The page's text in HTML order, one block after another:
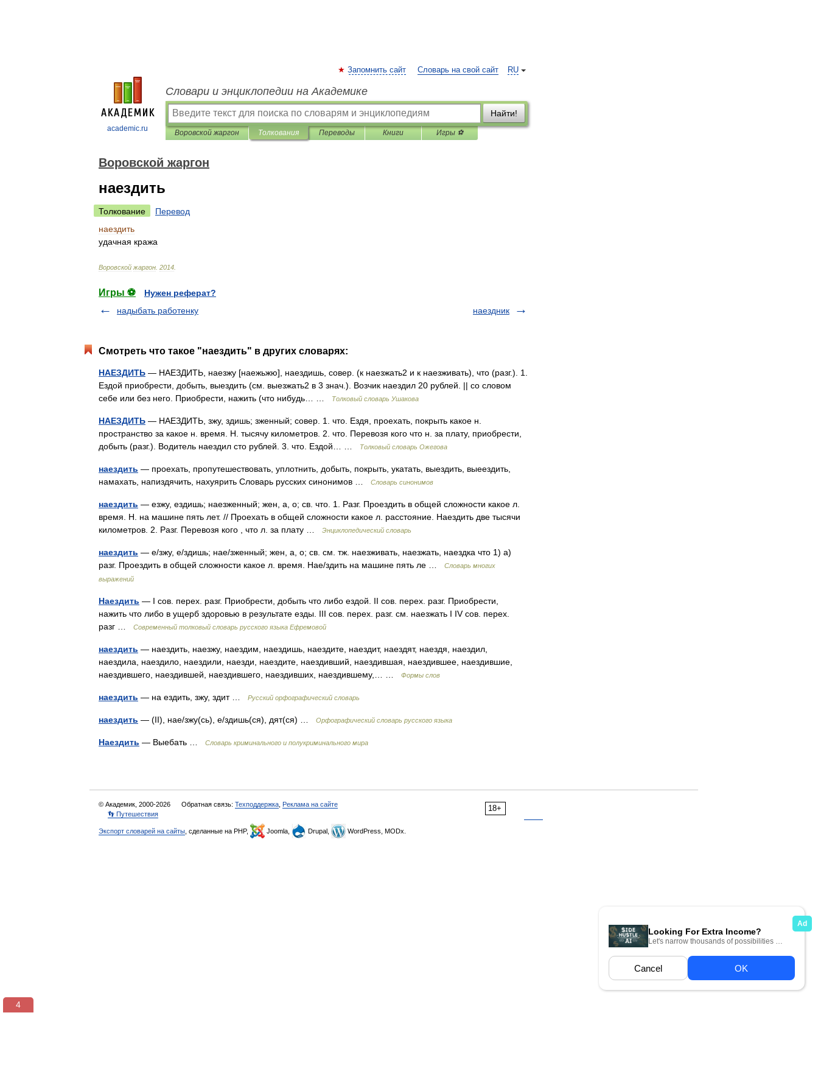
academic.ru
RU
Запомнить сайт Словарь на свой сайт
Словари и энциклопедии на Академике
Найти!
Воровской жаргон Толкования Переводы Книги Игры ⚽
Воровской жаргон
наездить
Толкование
Перевод
наездить
удачная кража
Воровской жаргон 2014
Игры ⚽
Нужен реферат?
надыбать работенку
наездник
Смотреть что такое "наездить" в других словарях:
НАЕЗДИТЬ — НАЕЗДИТЬ, наезжу [наежьжю], наездишь, совер. (к наезжать2 и к наезживать), что (разг.). 1.
Ездой приобрести, добыть, выездить (см. выезжать2 в 3 знач.). Возчик наездил 20 рублей. || со словом
себе или без него. Приобрести, нажить (что нибудь… …
Толковый словарь Ушакова
НАЕЗДИТЬ — НАЕЗДИТЬ, зжу, здишь; зженный; совер. 1. что. Ездя, проехать, покрыть какое н.
пространство за какое н. время. Н. тысячу километров. 2. что. Перевозя кого что н. за плату, приобрести,
добыть (разг.). Водитель наездил сто рублей. 3. что. Ездой… …
Толковый словарь Ожегова
наездить — проехать, пропутешествовать, уплотнить, добыть, покрыть, укатать, выездить, выеездить,
намахать, напиздячить, нахуярить Словарь русских синонимов …
Словарь синонимов
наездить — езжу, ездишь; наезженный; жен, а, о; св. что. 1. Разг. Проездить в общей сложности какое л.
время. Н. на машине пять лет. // Проехать в общей сложности какое л. расстояние. Наездить две тысячи
километров. 2. Разг. Перевозя кого , что л. за плату …
Энциклопедический словарь
наездить — е/зжу, е/здишь; нае/зженный; жен, а, о; св. см. тж. наезживать, наезжать, наездка что 1) а)
разг. Проездить в общей сложности какое л. время. Нае/здить на машине пять ле …
Словарь многих
выражений
Наездить — I сов. перех. разг. Приобрести, добыть что либо ездой. II сов. перех. разг. Приобрести,
нажить что либо в ущерб здоровью в результате езды. III сов. перех. разг. см. наезжать I IV сов. перех.
разг …
Современный толковый словарь русского языка Ефремовой
наездить — наездить, наезжу, наездим, наездишь, наездите, наездит, наездят, наездя, наездил,
наездила, наездило, наездили, наезди, наездите, наездивший, наездившая, наездившее, наездившие,
наездившего, наездившей, наездившего, наездивших, наездившему,… …
Формы слов
наездить — на ездить, зжу, здит … Русский орфографический словарь
наездить — (II), нае/зжу(сь), е/здишь(ся), дят(ся) … Орфографический словарь русского языка
Наездить — Выебать … Словарь криминального и полукриминального мира
18+
© Академик, 2000-2026 Обратная связь: Техподдержка Реклама на сайте
👣 Путешествия
Экспорт словарей на сайты , сделанные на PHP, Joomla, Drupal, WordPress, MODx.
3